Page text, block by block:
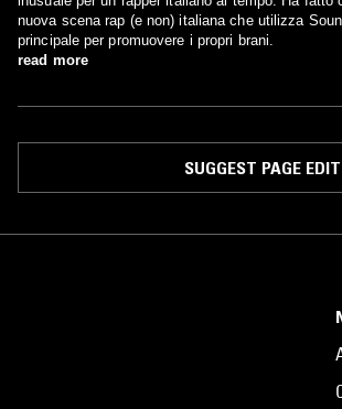
nuova scena rap (e non) italiana che utilizza
principale per promuovere i propri brani.
read more
SUGGEST PAGE EDIT